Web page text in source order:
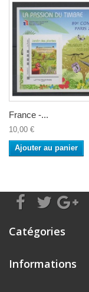
France -...
10,00 €
Ajouter au panier
Catégories
Informations